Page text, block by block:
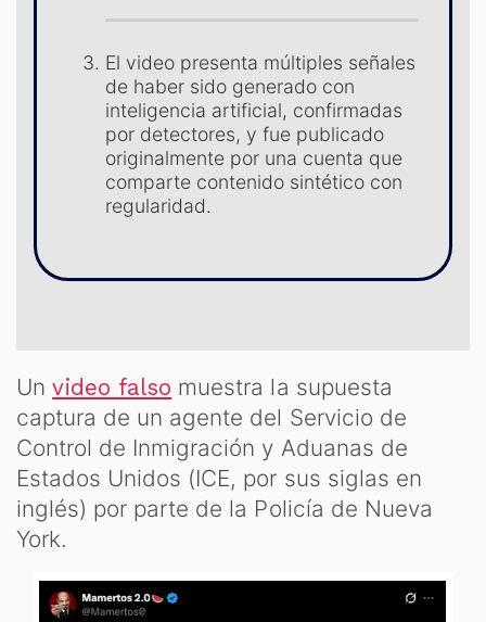
El video presenta múltiples señales
de haber sido generado con
inteligencia artificial, confirmadas
por detectores, y fue publicado
originalmente por una cuenta que
comparte contenido sintético con
regularidad.
Unvideo falso muestra la supuesta
captura de un agente del Servicio de
Control de Inmigración y Aduanas de
Estados Unidos (ICE, por sus siglas en
inglés) por parte de la Policía de Nueva
York.